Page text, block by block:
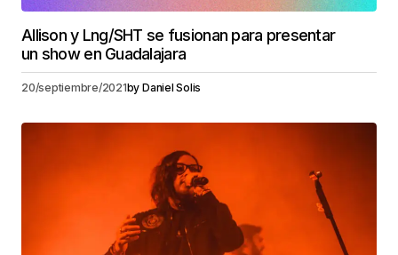
Allison y Lng/SHT se fusionan para presentar
un show en Guadalajara
20/septiembre/2021by Daniel Solis